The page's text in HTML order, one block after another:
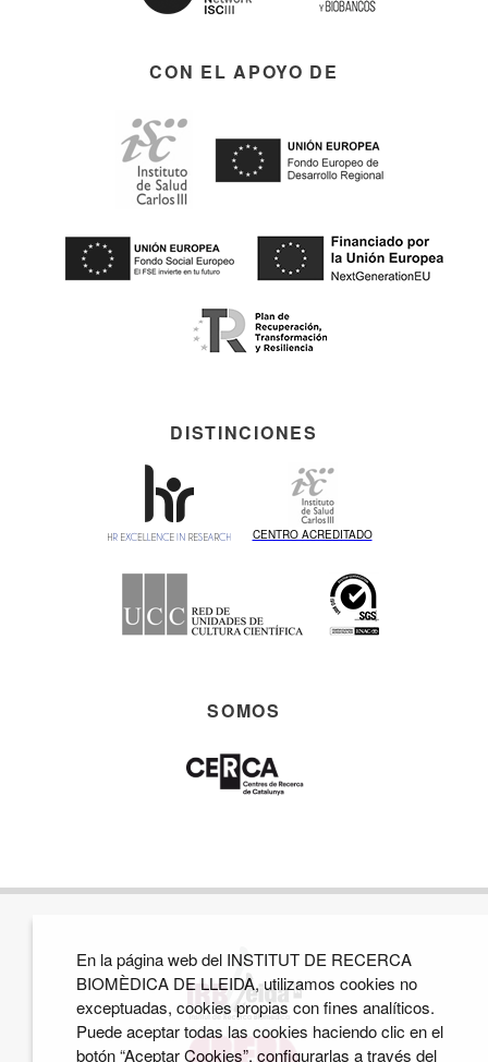
CON EL APOYO DE
DISTINCIONES
CENTRO ACREDITADO
SOMOS
En la página web del INSTITUT DE RECERCA
BIOMÈDICA DE LLEIDA, utilizamos cookies no
exceptuadas, cookies propias con fines analíticos.
Puede aceptar todas las cookies haciendo clic en el
botón “Aceptar Cookies”, configurarlas a través del